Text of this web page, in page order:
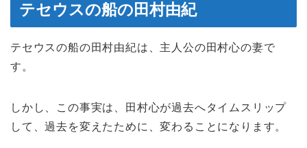
テセウスの船の田村由紀
テセウスの船の田村由紀は、主人公の田村心の妻で
す。
しかし、この事実は、田村心が過去へタイムスリップ
して、過去を変えたために、変わることになります。